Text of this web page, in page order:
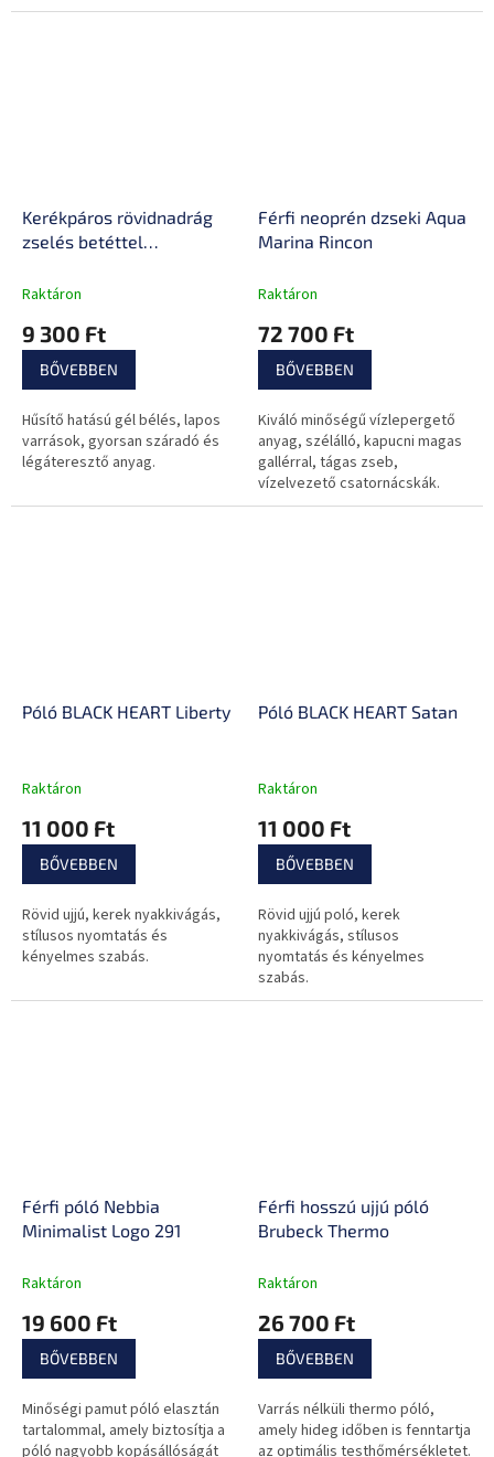
alkalmas fizikailag megterhelő
Kerékpáros rövidnadrág
zselés betéttel
Raktáron
9 300 Ft
BŐVEBBEN
Hűsítő hatású gél bélés, lapos
varrások, gyorsan száradó és
légáteresztő anyag.
Férfi neoprén dzseki Aqua
Marina Rincon
Raktáron
72 700 Ft
BŐVEBBEN
Kiváló minőségű vízlepergető
anyag, szélálló, kapucni magas
gallérral, tágas zseb,
vízelvezető csatornácskák.
Póló BLACK HEART Liberty
Raktáron
11 000 Ft
BŐVEBBEN
Rövid ujjú, kerek nyakkivágás,
stílusos nyomtatás és
kényelmes szabás.
Póló BLACK HEART Satan
Raktáron
11 000 Ft
BŐVEBBEN
Rövid ujjú poló, kerek
nyakkivágás, stílusos
nyomtatás és kényelmes
szabás.
Férfi póló Nebbia
Minimalist Logo 291
Raktáron
19 600 Ft
BŐVEBBEN
Minőségi pamut póló elasztán
tartalommal, amely biztosítja a
póló nagyobb kopásállóságát
Férfi hosszú ujjú póló
Brubeck Thermo
Raktáron
26 700 Ft
BŐVEBBEN
Varrás nélküli thermo póló,
amely hideg időben is fenntartja
az optimális testhőmérsékletet.